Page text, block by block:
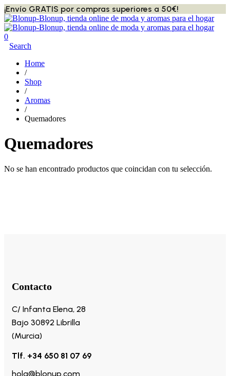
¡Envío GRATIS por compras superiores a 50€!
0
Search
Home
/
Shop
/
Aromas
/
Quemadores
Quemadores
No se han encontrado productos que coincidan con tu selección.
Contacto
C/ Infanta Elena, 28
Bajo 30892 Librilla
(Murcia)
Tlf. +34 650 81 07 69
hola@blonup.com